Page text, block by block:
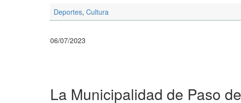
Deportes, Cultura
06/07/2023
La Municipalidad de Paso